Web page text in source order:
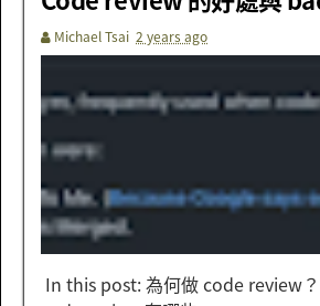
Michael Tsai 2 years ago
In this post: 為何做 code review